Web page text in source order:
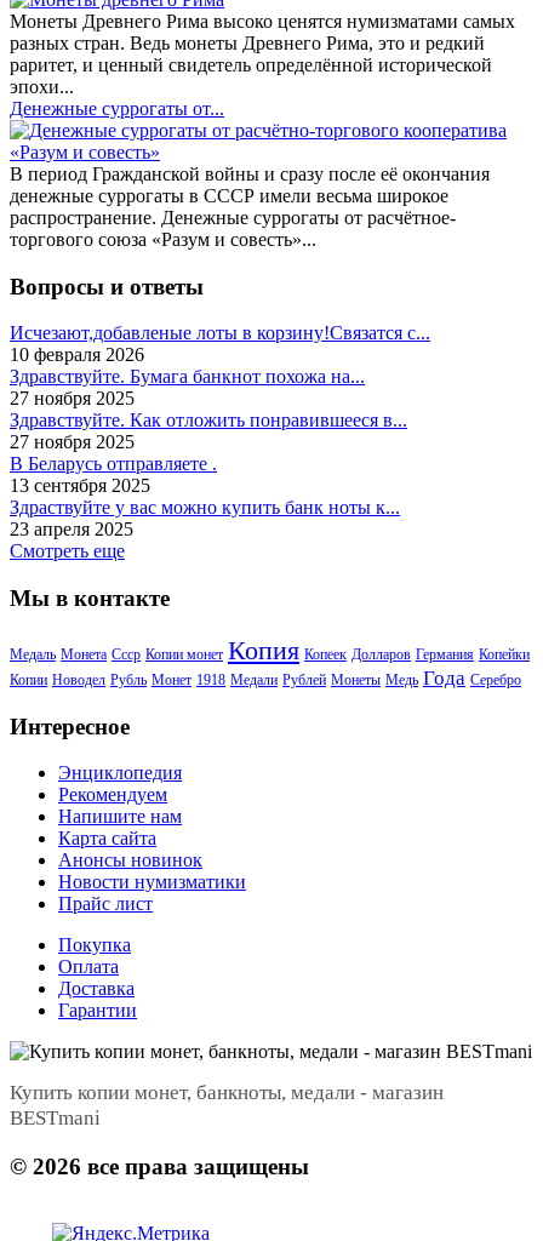
Монеты Древнего Рима высоко ценятся нумизматами самых
разных стран. Ведь монеты Древнего Рима, это и редкий
раритет, и ценный свидетель определённой исторической
эпохи...
Денежные суррогаты от...
В период Гражданской войны и сразу после её окончания
денежные суррогаты в СССР имели весьма широкое
распространение. Денежные суррогаты от расчётное-
торгового союза «Разум и совесть»...
Вопросы и ответы
Исчезают,добавленые лоты в корзину!Связатся с...
10 февраля 2026
Здравствуйте. Бумага банкнот похожа на...
27 ноября 2025
Здравствуйте. Как отложить понравившееся в...
27 ноября 2025
В Беларусь отправляете .
13 сентября 2025
Здраствуйте у вас можно купить банк ноты к...
23 апреля 2025
Смотреть еще
Мы в контакте
Медаль Монета Ссср Копии монет Копия Копеек Долларов Германия Копейки
Копии Новодел Рубль Монет 1918 Медали Рублей Монеты Медь Года Серебро
Интересное
Энциклопедия
Рекомендуем
Напишите нам
Карта сайта
Анонсы новинок
Новости нумизматики
Прайс лист
Покупка
Оплата
Доставка
Гарантии
Купить копии монет, банкноты, медали - магазин
BESTmani
© 2026 все права защищены